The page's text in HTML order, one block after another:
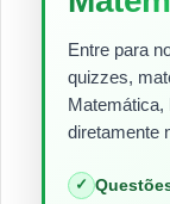
Entre para
quizzes,
diretamente
✓